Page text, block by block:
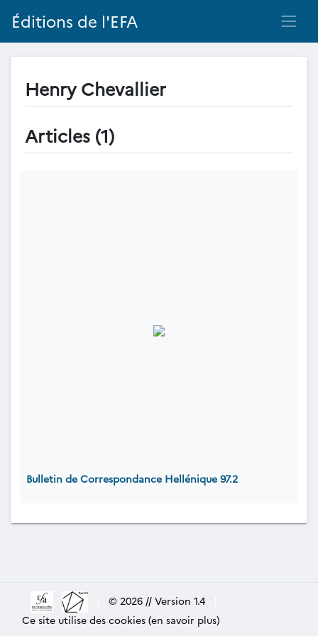
Éditions de l'EFA
Henry Chevallier
Articles (1)
Bulletin de Correspondance Hellénique 97.2
© 2026 // Version 1.4
Ce site utilise des cookies (en savoir plus)